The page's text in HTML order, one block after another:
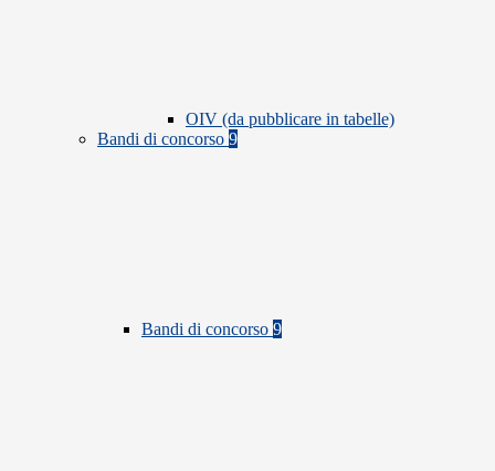
OIV (da pubblicare in tabelle)
Bandi di concorso 9
Bandi di concorso 9